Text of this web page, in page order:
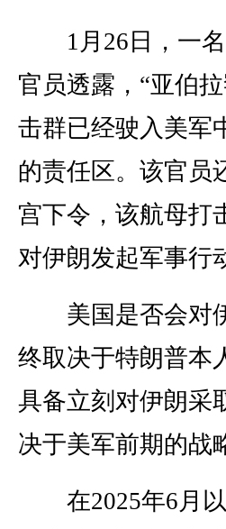
1月26日，一名
官员透露，“亚伯
击群已经驶入美军
的责任区。该官员
宫下令，该航母打
对伊朗发起军事行
美国是否会对
终取决于特朗普本
具备立刻对伊朗采
决于美军前期的战
在2025年6月以